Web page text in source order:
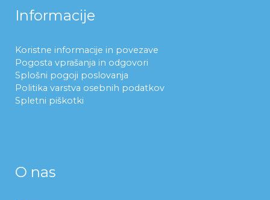
Informacije
Koristne informacije in povezave
Pogosta vprašanja in odgovori
Splošni pogoji poslovanja
Politika varstva osebnih podatkov
Spletni piškotki
O nas